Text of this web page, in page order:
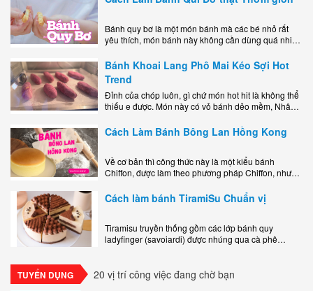
Bánh quy bơ là một món bánh mà các bé nhỏ rất
yêu thích, món bánh này không cần dùng quá nhiều
Bánh Khoai Lang Phô Mai Kéo Sợi Hot
Trend
Đỉnh của chóp luôn, gì chứ món hot hit là không thể
thiếu e được. Món này có vỏ bánh dẻo mềm, Nhân
Cách Làm Bánh Bông Lan Hồng Kong
Về cơ bản thì công thức này là một kiểu bánh
Chiffon, được làm theo phương pháp Chiffon, nhưng
ngon, làm..
Cách làm bánh TiramiSu Chuẩn vị
Tiramisu truyền thống gồm các lớp bánh quy
ladyfinger (savoiardi) được nhúng qua cà phê
TUYỂN DỤNG 20 vị trí công việc đang chờ bạn